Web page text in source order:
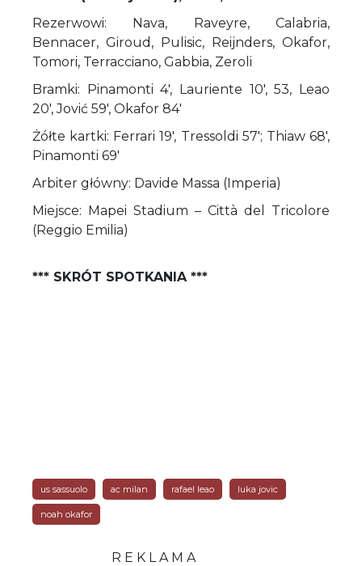
Rezerwowi: Nava, Raveyre, Calabria,
Bennacer, Giroud, Pulisic, Reijnders, Okafor,
Tomori, Terracciano, Gabbia, Zeroli
Bramki: Pinamonti 4', Lauriente 10', 53, Leao
20', Jović 59', Okafor 84'
Żółte kartki: Ferrari 19', Tressoldi 57'; Thiaw 68',
Pinamonti 69'
Arbiter główny: Davide Massa (Imperia)
Miejsce: Mapei Stadium – Città del Tricolore
(Reggio Emilia)
*** SKRÓT SPOTKANIA ***
us sassuolo ac milan rafael leao luka jovic
noah okafor
R E K L A M A